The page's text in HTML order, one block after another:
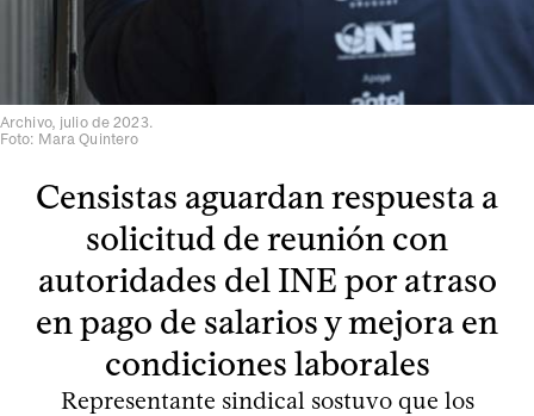
Archivo, julio de 2023.
Foto: Mara Quintero
Censistas aguardan respuesta a
solicitud de reunión con
autoridades del INE por atraso
en pago de salarios y mejora en
condiciones laborales
Representante sindical sostuvo que los